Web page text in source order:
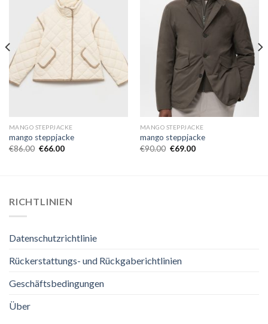
MANGO STEPPJACKE
mango steppjacke
€86.00 €66.00
MANGO STEPPJACKE
mango steppjacke
€90.00 €69.00
RICHTLINIEN
Datenschutzrichtlinie
Rückerstattungs- und Rückgaberichtlinien
Geschäftsbedingungen
Über